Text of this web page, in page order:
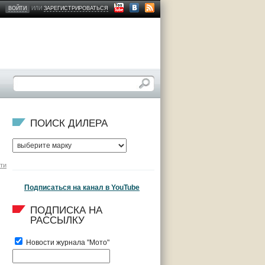
ВОЙТИ ИЛИЗАРЕГИСТРИРОВАТЬСЯ
ПОИСК ДИЛЕРА
Подписаться на канал в YouTube
ПОДПИСКА НА
РАССЫЛКУ
Новости журнала "Мото"